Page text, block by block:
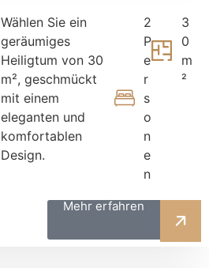
Wählen Sie ein
geräumiges
Heiligtum von 30
m², geschmückt
mit einem
eleganten und
komfortablen
Design.
2
P
e
r
s
o
n
e
n
3
0
m
²
Mehr erfahren